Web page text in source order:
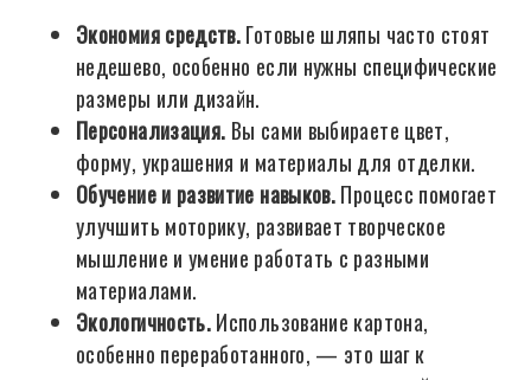
Экономия средств.Готовые шляпы часто стоят
недешево, особенно если нужны специфические
размеры или дизайн.
Персонализация. Вы сами выбираете цвет,
форму, украшения и материалы для отделки.
Обучение и развитие навыков.Процесс помогает
улучшить моторику, развивает творческое
мышление и умение работать с разными
материалами.
Экологичность.Использование картона,
особенно переработанного, — это шаг к